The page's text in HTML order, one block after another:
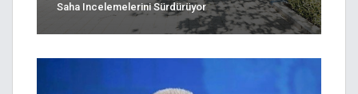
Saha Incelemelerini Sürdürüyor